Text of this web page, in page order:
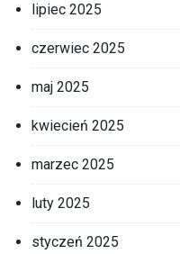
lipiec 2025
czerwiec 2025
maj 2025
kwiecień 2025
marzec 2025
luty 2025
styczeń 2025